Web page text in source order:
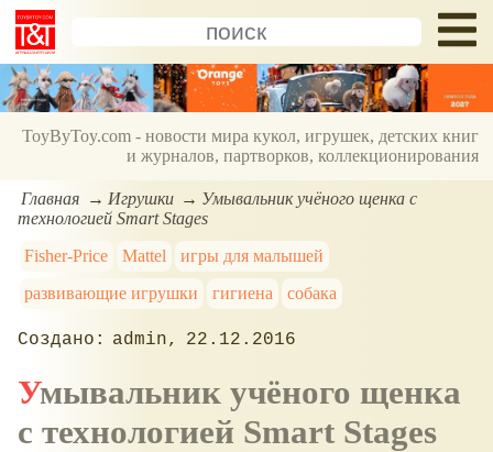
ToyByToy.com - новости мира кукол, игрушек, детских книг
и журналов, партворков, коллекционирования
Главная Игрушки
Умывальник учёного щенка с
технологией Smart Stages
Fisher-Price
Mattel
игры для малышей
развивающие игрушки
гигиена собака
admin 22.12.2016
Умывальник учёного щенка
с технологией Smart Stages